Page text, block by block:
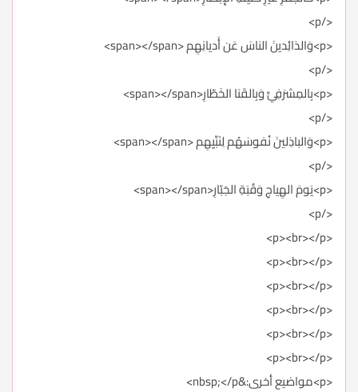
</p>
<p>وَالذائِدينَ الناسَ عَن أَديانِهِم <span></span>
</p>
<p>بِالمِشرَفِيِّ وَبِالقَنا الخَطّارِ<span></span>
</p>
<p>وَالباذِلينَ نُفوسَهُم لِنَبِّيِهِم <span></span>
</p>
<p>يَومَ الهِياجِ وَقُبَةِ الجَبّارِ<span></span>
</p>
<p><br></p>
<p><br></p>
<p><br></p>
<p><br></p>
<p><br></p>
<p><br></p>
<p>مواضيع أخرى:&nbsp;</p>